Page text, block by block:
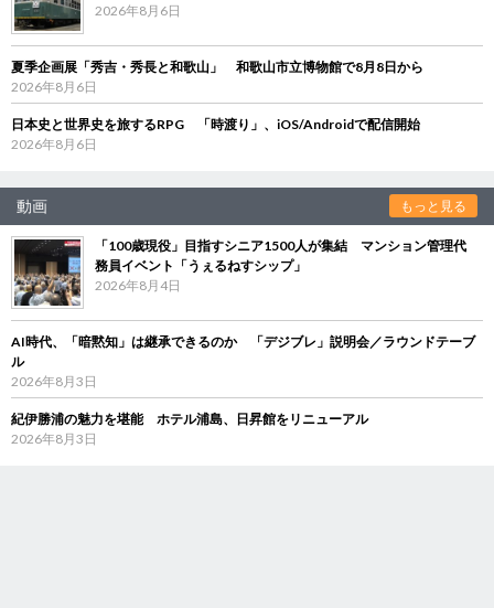
2026年8月6日
夏季企画展「秀吉・秀長と和歌山」 和歌山市立博物館で8月8日から
2026年8月6日
日本史と世界史を旅するRPG 「時渡り」、iOS/Androidで配信開始
2026年8月6日
動画 もっと見る
「100歳現役」目指すシニア1500人が集結 マンション管理代
務員イベント「うぇるねすシップ」
2026年8月4日
AI時代、「暗黙知」は継承できるのか 「デジブレ」説明会／ラウンドテーブ
ル
2026年8月3日
紀伊勝浦の魅力を堪能 ホテル浦島、日昇館をリニューアル
2026年8月3日